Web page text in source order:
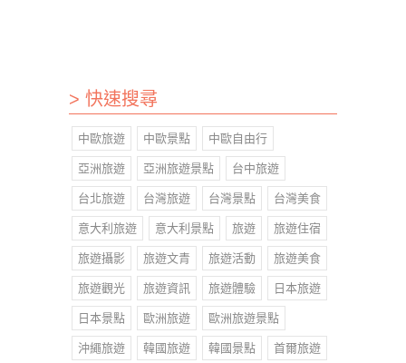
> 快速搜尋
中歐旅遊 中歐景點 中歐自由行
亞洲旅遊 亞洲旅遊景點 台中旅遊
台北旅遊 台灣旅遊 台灣景點 台灣美食
意大利旅遊 意大利景點 旅遊 旅遊住宿
旅遊攝影 旅遊文青 旅遊活動 旅遊美食
旅遊觀光 旅遊資訊 旅遊體驗 日本旅遊
日本景點 歐洲旅遊 歐洲旅遊景點
沖繩旅遊 韓國旅遊 韓國景點 首爾旅遊